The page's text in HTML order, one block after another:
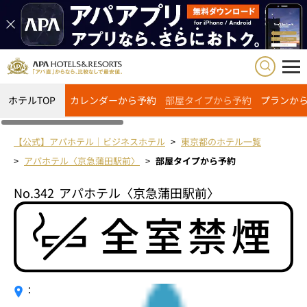
ホテルTOP カレンダーから予約 部屋タイプから予約 プランか
【公式】アパホテル｜ビジネスホテル
東京都のホテル一覧
アパホテル〈京急蒲田駅前〉
部屋タイプから予約
No.342 アパホテル〈京急蒲田駅前〉
：